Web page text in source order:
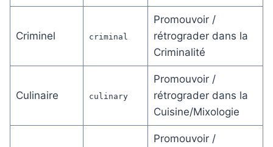
Criminel criminal
Promouvoir /
rétrograder dans la
Criminalité
Culinaire culinary
Promouvoir /
rétrograder dans la
Cuisine/Mixologie
Promouvoir /